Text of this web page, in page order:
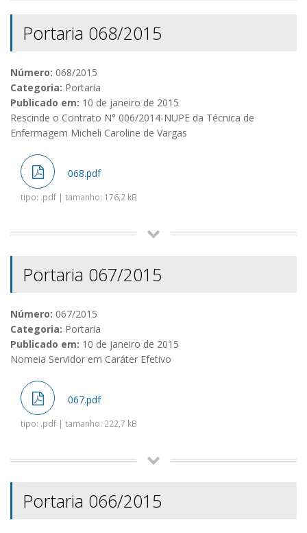
Portaria 068/2015
Número: 068/2015
Categoria: Portaria
Publicado em: 10 de janeiro de 2015
Rescinde o Contrato N° 006/2014-NUPE da Técnica de
Enfermagem Micheli Caroline de Vargas
068.pdf
tipo: .pdf | tamanho: 176,2 kB
Portaria 067/2015
Número: 067/2015
Categoria: Portaria
Publicado em: 10 de janeiro de 2015
Nomeia Servidor em Caráter Efetivo
067.pdf
tipo: .pdf | tamanho: 222,7 kB
Portaria 066/2015